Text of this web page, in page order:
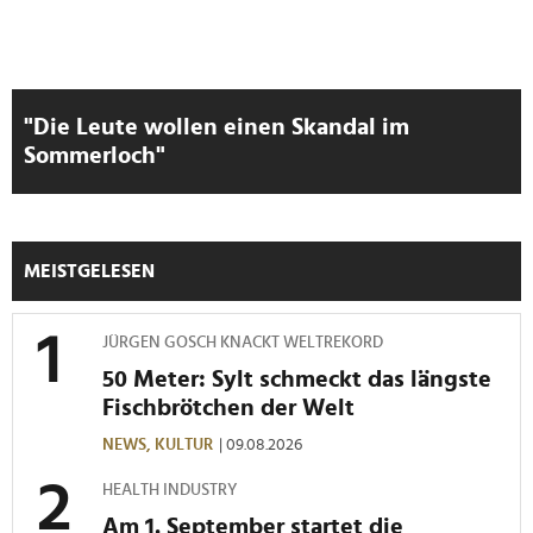
"Die Leute wollen einen Skandal im
Sommerloch"
MEISTGELESEN
JÜRGEN GOSCH KNACKT WELTREKORD
50 Meter: Sylt schmeckt das längste
Fischbrötchen der Welt
NEWS, KULTUR | 09.08.2026
HEALTH INDUSTRY
Am 1. September startet die